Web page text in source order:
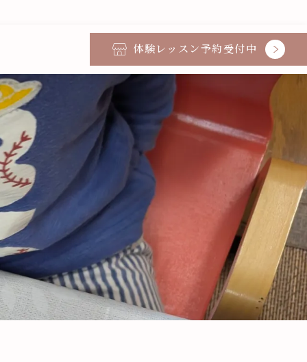
体験レッスン予約受付中